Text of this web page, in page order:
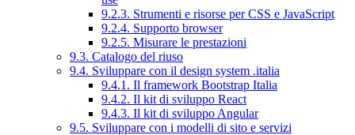
9.2.3. Strumenti e risorse per CSS e JavaScript
9.2.4. Supporto browser
9.2.5. Misurare le prestazioni
9.3. Catalogo del riuso
9.4. Sviluppare con il design system .italia
9.4.1. Il framework Bootstrap Italia
9.4.2. Il kit di sviluppo React
9.4.3. Il kit di sviluppo Angular
9.5. Sviluppare con i modelli di sito e servizi